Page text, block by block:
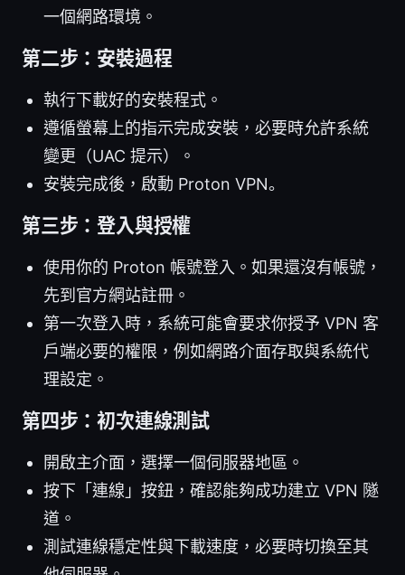
一個網路環境。
第二步：安裝過程
執行下載好的安裝程式。
遵循螢幕上的指示完成安裝，必要時允許系統
變更（UAC 提示）。
安裝完成後，啟動 Proton VPN。
第三步：登入與授權
使用你的 Proton 帳號登入。如果還沒有帳號，
先到官方網站註冊。
第一次登入時，系統可能會要求你授予 VPN 客
戶端必要的權限，例如網路介面存取與系統代
理設定。
第四步：初次連線測試
開啟主介面，選擇一個伺服器地區。
按下「連線」按鈕，確認能夠成功建立 VPN 隧
道。
測試連線穩定性與下載速度，必要時切換至其